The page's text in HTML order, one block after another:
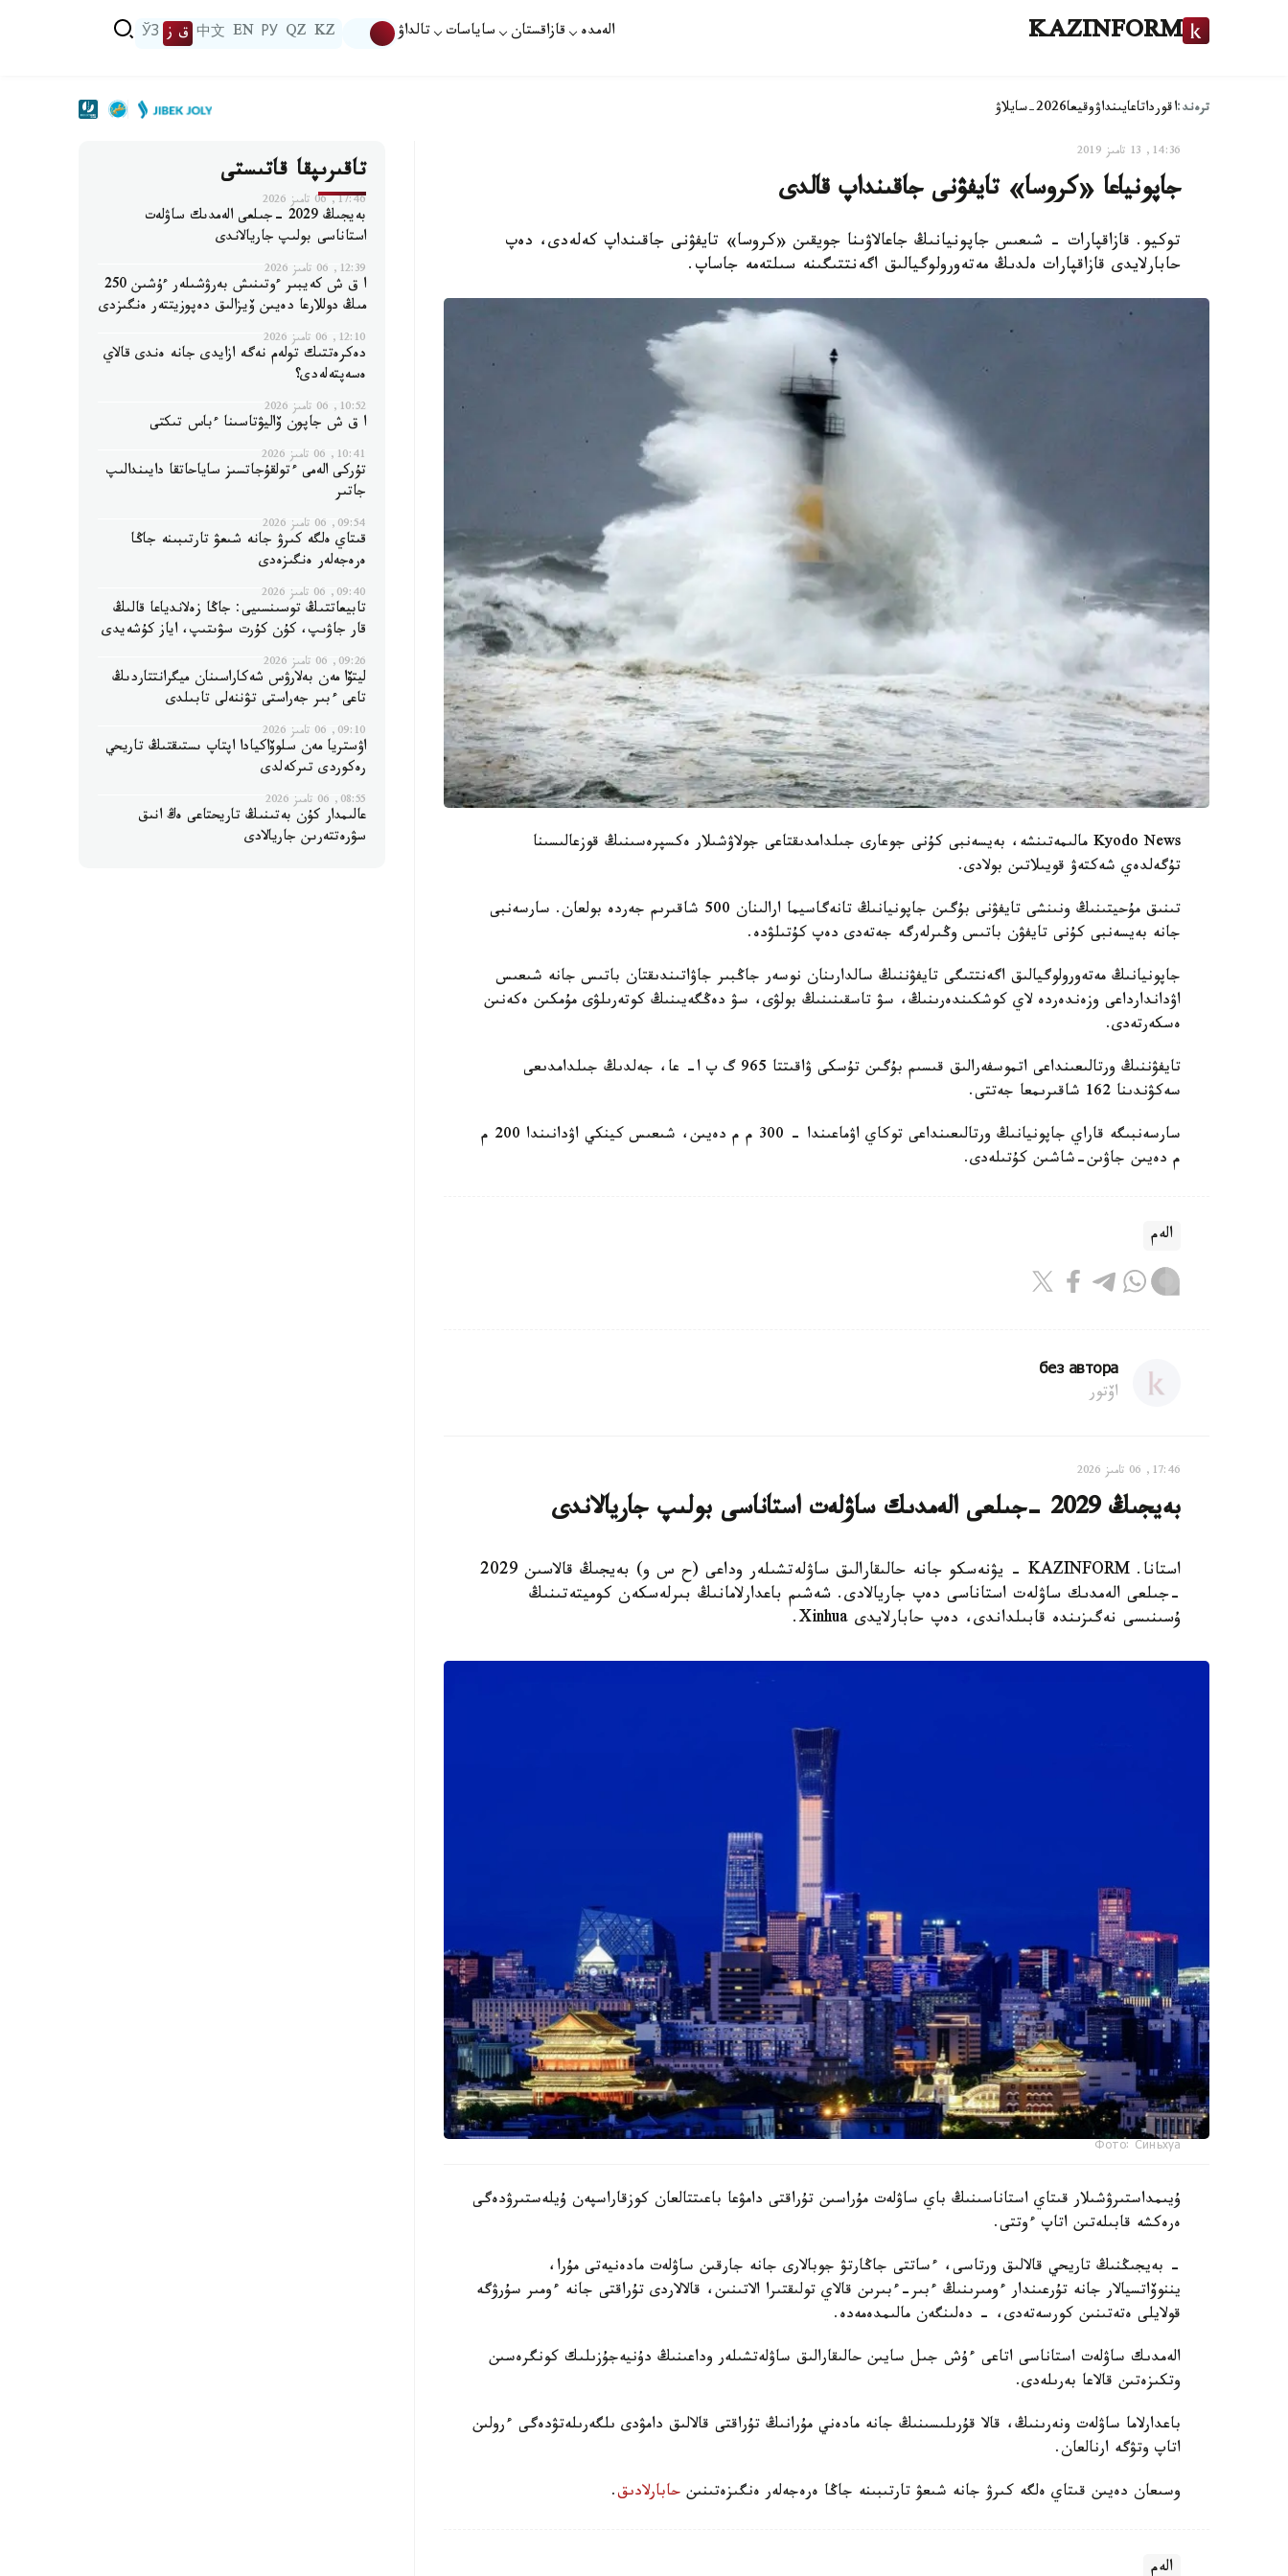
KAZINFORM الەمدە قازاقستان ساياسات تالداۋ KZ
QZ
РУ
EN
中文 ق ز ЎЗ
ترەند:اقورداتاعايىنداۋوقيعا2026-سايلاۋ
14:36, 13 تامىز 2019
جاپونياعا «كروسا» تايفۋنى جاقىنداپ قالدى
توكيو. قازاقپارات - شىعىس جاپونيانىڭ جاعالاۋىنا جويقىن «كروسا» تايفۋنى جاقىنداپ كەلەدى، دەپ
حابارلايدى قازاقپارات ەلدىڭ مەتەورولوگيالىق اگەنتتىگىنە سىلتەمە جاساپ.
Kyodo News مالىمەتىنشە، بەيسەنبى كۇنى جوعارى جىلدامدىقتاعى جولاۋشىلار ەكسپرەسىنىڭ قوزعالىسىنا
تۇگەلدەي شەكتەۋ قويىلاتىن بولادى.
تىنىق مۇحيتىنىڭ ونىنشى تايفۋنى بۇگىن جاپونيانىڭ تانەگاسيما ارالىنان 500 شاقىرىم جەردە بولعان. سارسەنبى
جانە بەيسەنبى كۇنى تايفۋن باتىس وڭىرلەرگە جەتەدى دەپ كۇتىلۋدە.
جاپونيانىڭ مەتەورولوگيالىق اگەنتتىگى تايفۋننىڭ سالدارىنان نوسەر جاڭبىر جاۋاتىندىقتان باتىس جانە شىعىس
اۋداندارداعى وزەندەردە لاي كوشكىندەرىنىڭ، سۋ تاسقىنىنىڭ بولۋى، سۋ دەڭگەيىنىڭ كوتەرىلۋى مۇمكىن ەكەنىن
ەسكەرتەدى.
تايفۋننىڭ ورتالىعىنداعى اتموسفەرالىق قىسىم بۇگىن تۇسكى ۋاقىتتا 965 گ پ ا- عا، جەلدىڭ جىلدامدىعى
سەكۋندىنا 162 شاقىرىمعا جەتتى.
سارسەنبىگە قاراي جاپونيانىڭ ورتالىعىنداعى توكاي اۋماعىندا - 300 م م دەيىن، شىعىس كينكي اۋدانىندا 200 م
م دەيىن جاۋىن-شاشىن كۇتىلەدى.
الەم
без автора
اۆتور
17:46, 06 تامىز 2026
بەيجىڭ 2029 -جىلعى الەمدىك ساۋلەت استاناسى بولىپ جاريالاندى
استانا. KAZINFORM - يۋنەسكو جانە حالىقارالىق ساۋلەتشىلەر وداعى (ح س و) بەيجىڭ قالاسىن 2029
-جىلعى الەمدىك ساۋلەت استاناسى دەپ جاريالادى. شەشىم باعدارلامانىڭ بىرلەسكەن كوميتەتىنىڭ
ۇسىنىسى نەگىزىندە قابىلداندى، دەپ حابارلايدى Xinhua.
Фото: Синьхуа
ۇيىمداستىرۋشىلار قىتاي استاناسىنىڭ باي ساۋلەت مۇراسىن تۇراقتى دامۋعا باعىتتالعان كوزقاراسپەن ۇيلەستىرۋدەگى
ەرەكشە قابىلەتىن اتاپ ءوتتى.
- بەيجىڭنىڭ تاريحي قالالىق ورتاسى، ءساتتى جاڭارتۋ جوبالارى جانە جارقىن ساۋلەت مادەنيەتى مۇرا،
يننوۆاتسيالار جانە تۇرعىندار ءومىرىنىڭ ءبىر-ءبىرىن قالاي تولىقتىرا الاتىنىن، قالالاردى تۇراقتى جانە ءومىر سۇرۋگە
قولايلى ەتەتىنىن كورسەتەدى، - دەلىنگەن مالىمدەمەدە.
الەمدىك ساۋلەت استاناسى اتاعى ءۇش جىل سايىن حالىقارالىق ساۋلەتشىلەر وداعىنىڭ دۇنيەجۇزىلىك كونگرەسىن
وتكىزەتىن قالاعا بەرىلەدى.
باعدارلاما ساۋلەت ونەرىنىڭ، قالا قۇرىلىسىنىڭ جانە مادەني مۇرانىڭ تۇراقتى قالالىق دامۋدى ىلگەرىلەتۋدەگى ءرولىن
اتاپ وتۋگە ارنالعان.
وسىعان دەيىن قىتاي ەلگە كىرۋ جانە شىعۋ تارتىبىنە جاڭا ەرەجەلەر ەنگىزەتىنىن حابارلادىق.
الەم
تاقىرىپقا قاتىستى
17:46, 06 تامىز 2026
بەيجىڭ 2029 -جىلعى الەمدىك ساۋلەت
استاناسى بولىپ جاريالاندى
12:39, 06 تامىز 2026
ا ق ش كەيبىر ءوتىنىش بەرۋشىلەر ءۇشىن 250
مىڭ دوللارعا دەيىن ۆيزالىق دەپوزيتتەر ەنگىزدى
12:10, 06 تامىز 2026
دەكرەتتىك تولەم نەگە ازايدى جانە ەندى قالاي
ەسەپتەلەدى؟
10:52, 06 تامىز 2026
ا ق ش جاپون ۆاليۋتاسىنا ءباس تىكتى
10:41, 06 تامىز 2026
تۇركى الەمى ءتولقۇجاتسىز ساياحاتقا دايىندالىپ
جاتىر
09:54, 06 تامىز 2026
قىتاي ەلگە كىرۋ جانە شىعۋ تارتىبىنە جاڭا
ەرەجەلەر ەنگىزەدى
09:40, 06 تامىز 2026
تابيعاتتىڭ توسىنسىيى: جاڭا زەلاندياعا قالىڭ
قار جاۋىپ، كۇن كۇرت سۋىتىپ، اياز كۇشەيدى
09:26, 06 تامىز 2026
ليتۆا مەن بەلارۋس شەكاراسىنان ميگرانتتاردىڭ
تاعى ءبىر جەراستى تۋننەلى تابىلدى
09:10, 06 تامىز 2026
اۋستريا مەن سلوۆاكيادا اپتاپ ىستىقتىڭ تاريحي
رەكوردى تىركەلدى
08:55, 06 تامىز 2026
عالىمدار كۇن بەتىنىڭ تاريحتاعى ەڭ انىق
سۋرەتتەرىن جاريالادى